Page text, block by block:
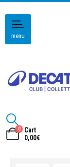
menu
0
Cart
0,00€